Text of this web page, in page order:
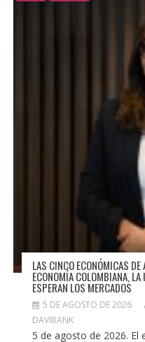
LAS CINCO ECONÓMICAS
ECONOMÍA COLOMBIANA,
ESPERAN LOS MERCADOS
5 DE AGOSTO DE 2026
DAVIBANK
5 de agosto de 2026. El